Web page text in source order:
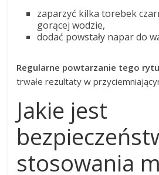
zaparzyć kilka torebek
gorącej wodzie,
dodać powstały napar do
Regularne powtarzanie tego
trwałe rezultaty w
Jakie jest
stosowania